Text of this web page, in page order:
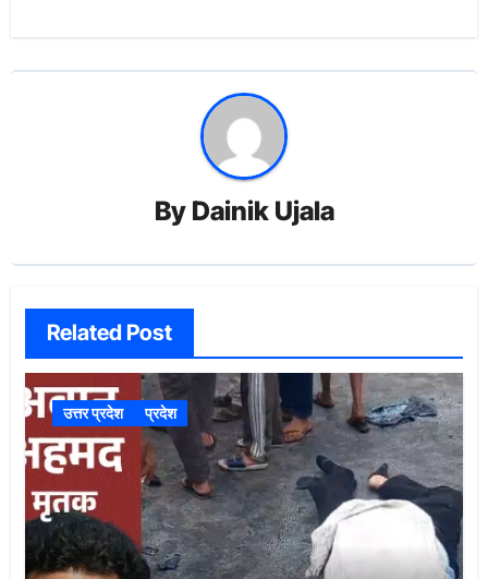
By Dainik Ujala
Related Post
उत्तर प्रदेश प्रदेश